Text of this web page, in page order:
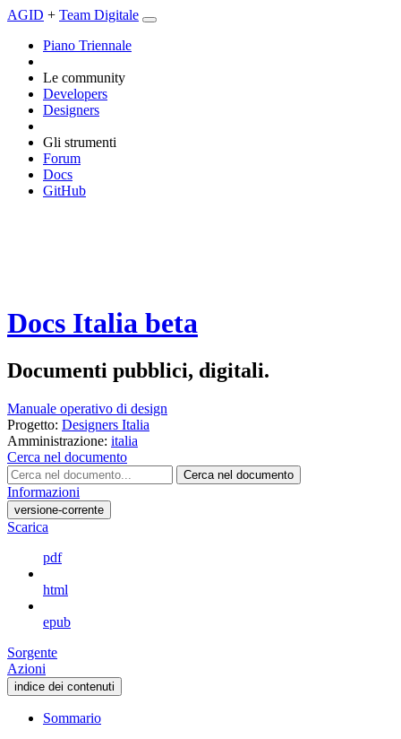
AGID + Team Digitale
Piano Triennale
Le community
Developers
Designers
Gli strumenti
Forum
Docs
GitHub
Docs Italia beta
Documenti pubblici, digitali.
Manuale operativo di design
Progetto: Designers Italia
Amministrazione: italia
Cerca nel documento
Cerca nel documento
Informazioni
versione-corrente
Scarica
pdf
html
epub
Sorgente
Azioni
indice dei contenuti
Sommario